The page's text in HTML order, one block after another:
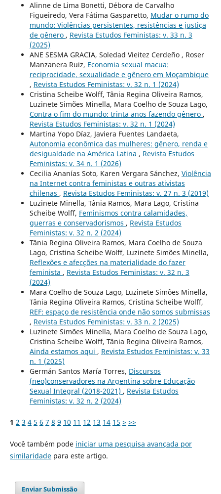
Alinne de Lima Bonetti, Débora de Carvalho
Figueiredo, Vera Fátima Gasparetto, Mudar o rumo do
mundo: Violências persistentes, resistências e justiça
de gênero , Revista Estudos Feministas: v. 33 n. 3
(2025)
ANE SESMA GRACIA, Soledad Vieitez Cerdeño , Roser
Manzanera Ruiz, Economia sexual macua:
reciprocidade, sexualidade e gênero em Moçambique
, Revista Estudos Feministas: v. 32 n. 1 (2024)
Cristina Scheibe Wolff, Tânia Regina Oliveira Ramos,
Luzinete Simões Minella, Mara Coelho de Souza Lago,
Contra o fim do mundo: trinta anos fazendo gênero ,
Revista Estudos Feministas: v. 32 n. 1 (2024)
Martina Yopo Díaz, Javiera Fuentes Landaeta,
Autonomia econômica das mulheres: gênero, renda e
desigualdade na América Latina , Revista Estudos
Feministas: v. 34 n. 1 (2026)
Cecilia Ananías Soto, Karen Vergara Sánchez, Violência
na Internet contra feministas e outras ativistas
chilenas , Revista Estudos Feministas: v. 27 n. 3 (2019)
Luzinete Minella, Tânia Ramos, Mara Lago, Cristina
Scheibe Wolff, Feminismos contra calamidades,
guerras e conservadorismos , Revista Estudos
Feministas: v. 32 n. 2 (2024)
Tânia Regina Oliveira Ramos, Mara Coelho de Souza
Lago, Cristina Scheibe Wolff, Luzinete Simões Minella,
Reflexões e afecções na materialidade do fazer
feminista , Revista Estudos Feministas: v. 32 n. 3
(2024)
Mara Coelho de Souza Lago, Luzinete Simões Minella,
Tânia Regina Oliveira Ramos, Cristina Scheibe Wolff,
REF: espaço de resistência onde não somos submissas
, Revista Estudos Feministas: v. 33 n. 2 (2025)
Luzinete Simões Minella, Mara Coelho de Souza Lago,
Cristina Scheibe Wolff, Tânia Regina Oliveira Ramos,
Ainda estamos aqui , Revista Estudos Feministas: v. 33
n. 1 (2025)
Germán Santos María Torres, Discursos
(neo)conservadores na Argentina sobre Educação
Sexual Integral (2018-2021) , Revista Estudos
Feministas: v. 32 n. 2 (2024)
1 2 3 4 5 6 7 8 9 10 11 12 13 14 15 > >>
Você também pode iniciar uma pesquisa avançada por
similaridadepara este artigo.
Enviar Submissão